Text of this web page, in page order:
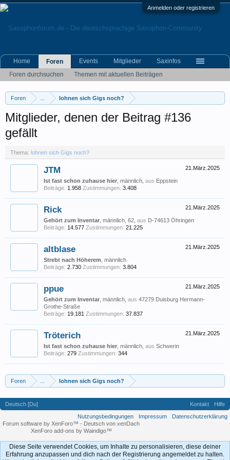
Anmelden oder registrieren
Foren lohnen sich Gigs noch?
Mitglieder, denen der Beitrag #136
gefällt
Thema: lohnen sich Gigs noch?
21.März.2025
JTM
Ist fast schon zuhause hier , männlich, aus Eppstein
Beiträge: 1.958 Zustimmungen: 3.408
21.März.2025
Rick
Gehört zum Inventar , männlich, 62, aus D-74613 Öhringen
Beiträge: 14.577 Zustimmungen: 21.225
21.März.2025
altblase
Strebt nach Höherem , männlich
Beiträge: 2.730 Zustimmungen: 3.804
21.März.2025
ppue
Gehört zum Inventar , männlich, aus 47279 Duisburg Hermann-
Grothe-Straße
Beiträge: 19.181 Zustimmungen: 37.837
21.März.2025
Tröterich
Ist fast schon zuhause hier , männlich, aus Schwerin
Beiträge: 279 Zustimmungen: 344
Foren lohnen sich Gigs noch?
Home
Foren
Foren durchsuchen
Themen mit aktuellen Beiträgen
Events Mitglieder Saxinfos
Deutsch [Du] Kontakt
Hilfe
Nutzungsbedingungen
Impressum
Datenschutzerklärung
Forum software by XenForo™ - Deutsch von xenDach
XenForo add-ons by Waindigo™
Diese Seite verwendet Cookies, um Inhalte zu personalisieren, diese deiner
Erfahrung anzupassen und dich nach der Registrierung angemeldet zu halten.